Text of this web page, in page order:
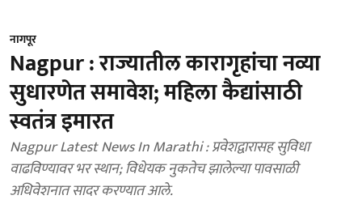
नागपूर
Nagpur : राज्यातील कारागृहांचा नव्या
सुधारणेत समावेश; महिला कैद्यांसाठी
स्वतंत्र इमारत
Nagpur Latest News In Marathi : प्रवेशद्वारासह सुविधा
वाढविण्यावर भर स्थान; विधेयक नुकतेच झालेल्या पावसाळी
अधिवेशनात सादर करण्यात आले.